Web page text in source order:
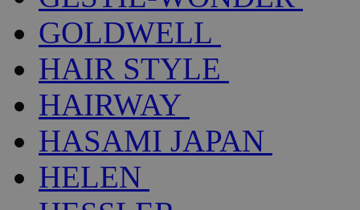
GOLDWELL
HAIR STYLE
HAIRWAY
HASAMI JAPAN
HELEN